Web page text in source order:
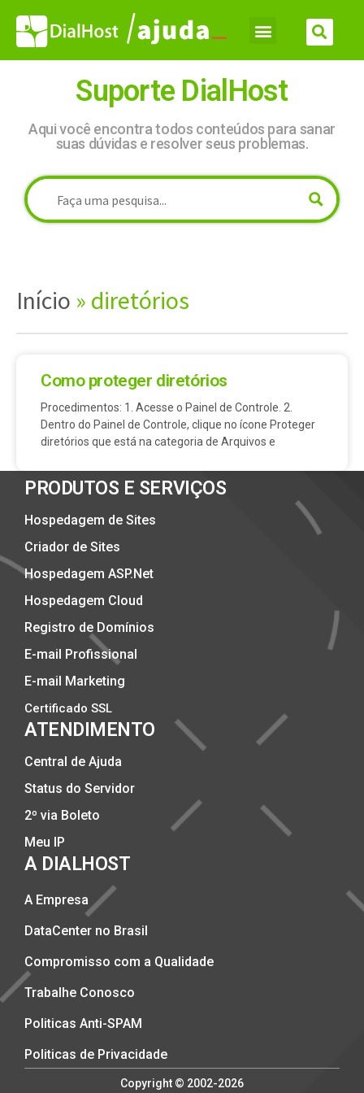
Suporte DialHost
Aqui você encontra todos conteúdos para sanar
suas dúvidas e resolver seus problemas.
Início » diretórios
Como proteger diretórios
Procedimentos: 1. Acesse o Painel de Controle. 2.
Dentro do Painel de Controle, clique no ícone Proteger
diretórios que está na categoria de Arquivos e
PRODUTOS E SERVIÇOS
Hospedagem de Sites
Criador de Sites
Hospedagem ASP.Net
Hospedagem Cloud
Registro de Domínios
E-mail Profissional
E-mail Marketing
Certificado SSL
ATENDIMENTO
Central de Ajuda
Status do Servidor
2º via Boleto
Meu IP
A DIALHOST
A Empresa
DataCenter no Brasil
Compromisso com a Qualidade
Trabalhe Conosco
Politicas Anti-SPAM
Politicas de Privacidade
Copyright © 2002-2026